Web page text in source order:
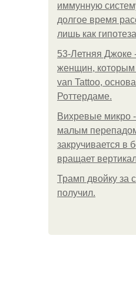
иммунную
долгое время
лишь как
53-Летняя Джоке
женщин,
van Tattoo,
Роттердаме.
Вихревые микро
малым
закручивается в
вращает
Трамп двойку за
получил.